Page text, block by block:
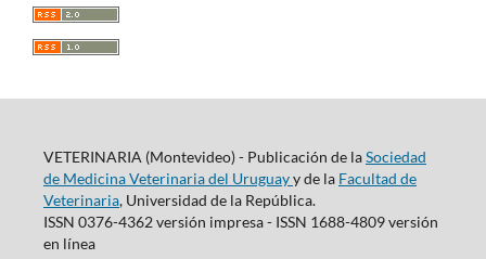
VETERINARIA (Montevideo) - Publicación de laSociedad
de Medicina Veterinaria del Uruguayy de la Facultad de
Veterinaria, Universidad de la República.
ISSN 0376-4362 versión impresa - ISSN 1688-4809 versión
en línea